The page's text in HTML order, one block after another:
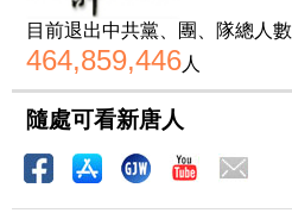
目前退出中共黨、團、隊總人數
464,859,446人
隨處可看新唐人